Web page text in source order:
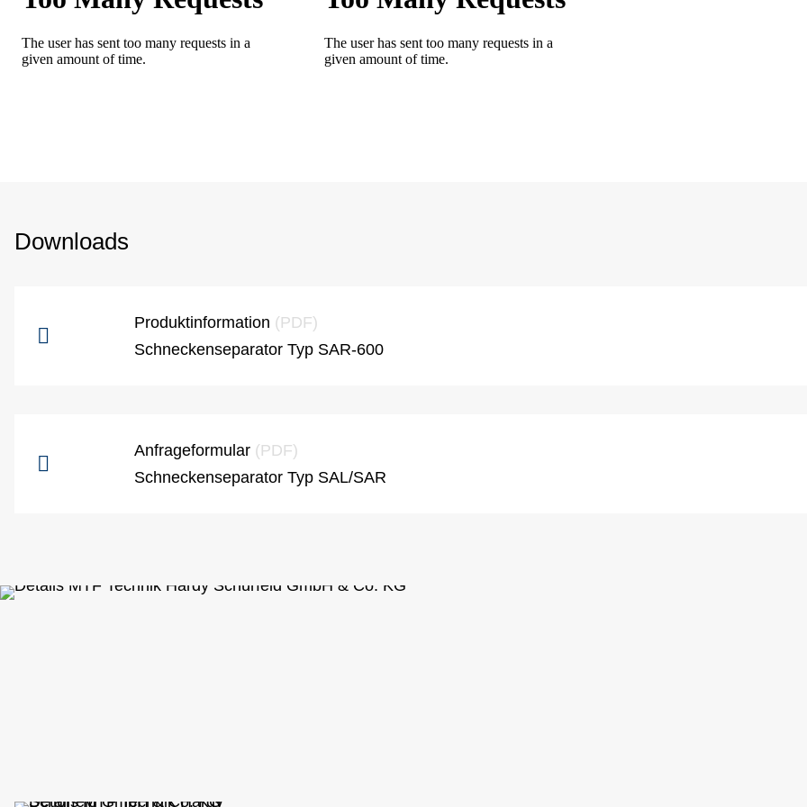
Downloads
Produktinformation (PDF)
Schneckenseparator Typ SAR-600
Anfrageformular (PDF)
Schneckenseparator Typ SAL/SAR